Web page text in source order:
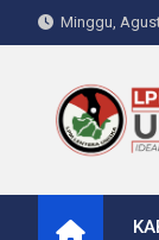
to
Minggu,
Portal Berita